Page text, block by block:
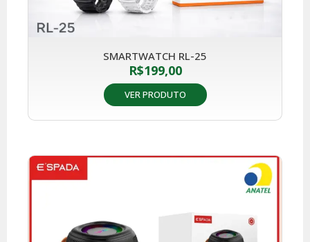
SMARTWATCH RL-25
R$199,00
VER PRODUTO